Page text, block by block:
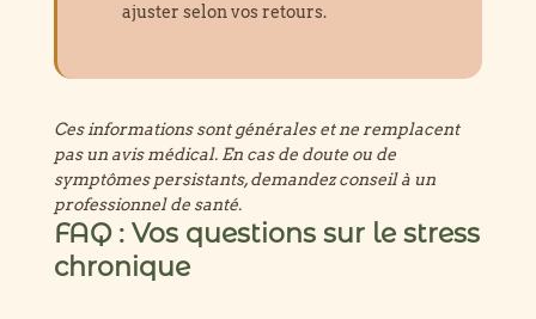
ajuster selon vos retours.
Ces informations sont générales et ne remplacent
pas un avis médical. En cas de doute ou de
symptômes persistants, demandez conseil à un
professionnel de santé.
FAQ : Vos questions sur le stress
chronique